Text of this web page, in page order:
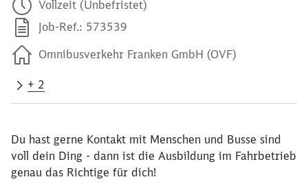
Vollzeit (Unbefristet)
Job-Ref.: 573539
Omnibusverkehr Franken GmbH (OVF)
+ 2
Du hast gerne Kontakt mit Menschen und Busse sind
voll dein Ding - dann ist die Ausbildung im Fahrbetrieb
genau das Richtige für dich!